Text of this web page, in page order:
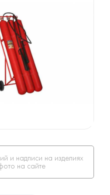
и надписи на изделиях
на сайте